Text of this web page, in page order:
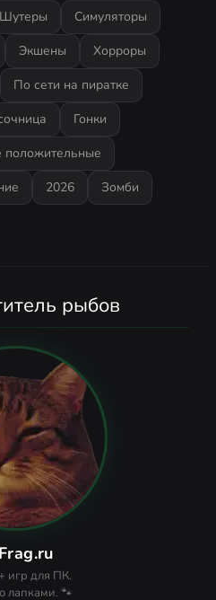
Шутеры
Симуляторы
Экшены
Хорроры
По сети на пиратке
Гонки
положительные
2026
Зомби
рыбов
игр для ПК.
лапками. 🐾